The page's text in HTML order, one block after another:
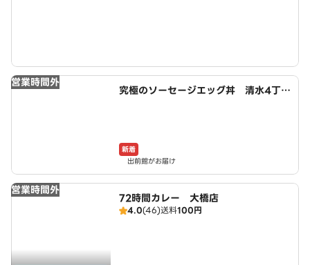
営業時間外
究極のソーセージエッグ丼 清水4丁目
新着
出前館がお届け
営業時間外
72時間カレー 大橋店
4.0(46)送料100円